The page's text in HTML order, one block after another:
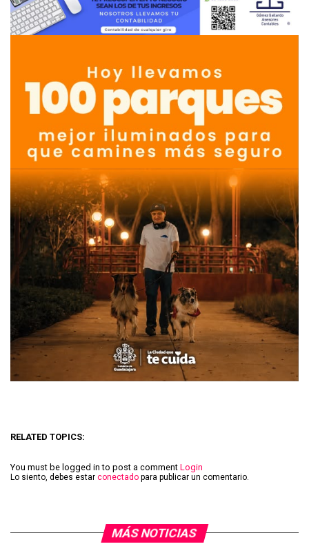
RELATED TOPICS:
You must be logged in to post a comment Login
Lo siento, debes estar conectado para publicar un comentario.
MÁS NOTICIAS